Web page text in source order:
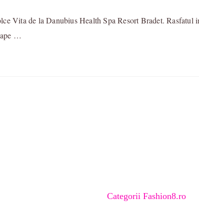
Vita de la Danubius Health Spa Resort Bradet. Rasfatul
…
Categorii Fashion8.ro